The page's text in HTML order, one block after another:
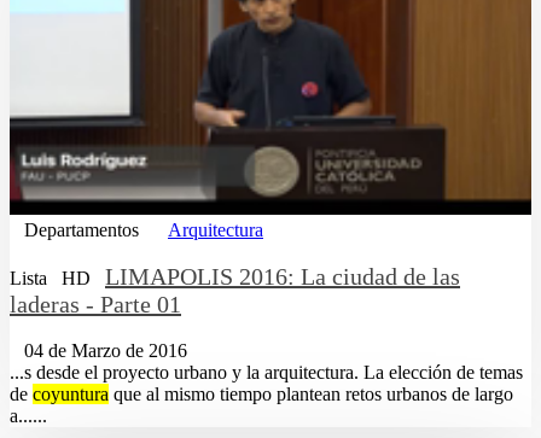
Departamentos Arquitectura
Lista HD
LIMAPOLIS 2016: La ciudad de las
laderas - Parte 01
04 de Marzo de 2016
...s desde el proyecto urbano y la arquitectura. La elección de temas
de coyuntura que al mismo tiempo plantean retos urbanos de largo
a......